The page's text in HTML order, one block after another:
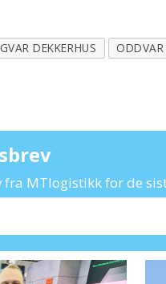
DEKKERHUS
MTlogistikk for de